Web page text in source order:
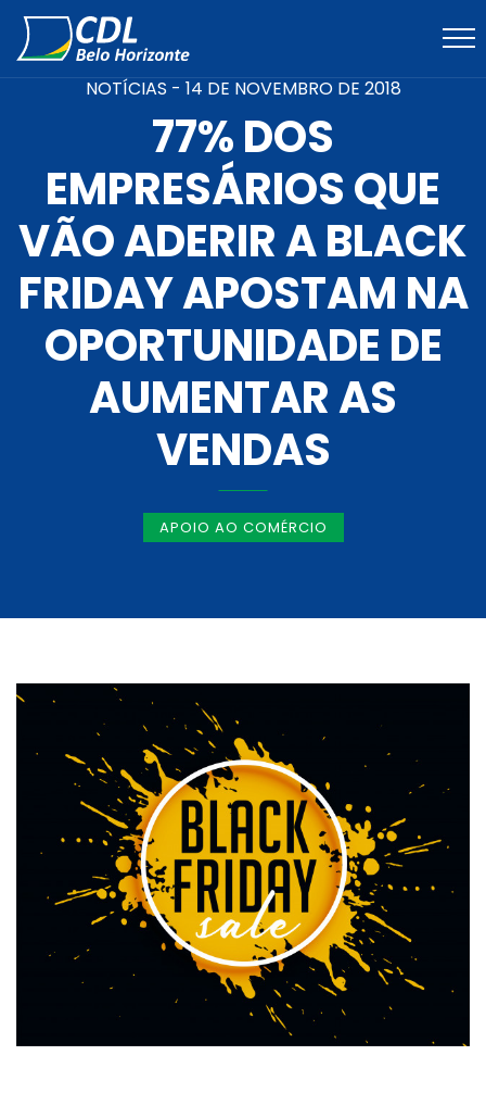
NOTÍCIAS - 14 DE NOVEMBRO DE 2018
77% DOS
EMPRESÁRIOS QUE
VÃO ADERIR A BLACK
FRIDAY APOSTAM NA
OPORTUNIDADE DE
AUMENTAR AS
VENDAS
APOIO AO COMÉRCIO